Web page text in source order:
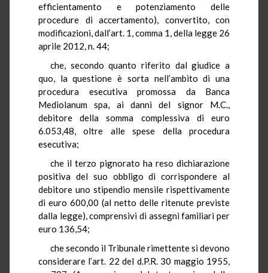
efficientamento e potenziamento delle
procedure di accertamento), convertito, con
modificazioni, dall’art. 1, comma 1, della legge 26
aprile 2012, n. 44;
che, secondo quanto riferito dal giudice a
quo, la questione è sorta nell’ambito di una
procedura esecutiva promossa da Banca
Mediolanum spa, ai danni del signor M.C.,
debitore della somma complessiva di euro
6.053,48, oltre alle spese della procedura
esecutiva;
che il terzo pignorato ha reso dichiarazione
positiva del suo obbligo di corrispondere al
debitore uno stipendio mensile rispettivamente
di euro 600,00 (al netto delle ritenute previste
dalla legge), comprensivi di assegni familiari per
euro 136,54;
che secondo il Tribunale rimettente si devono
considerare l’art. 22 del d.P.R. 30 maggio 1955,